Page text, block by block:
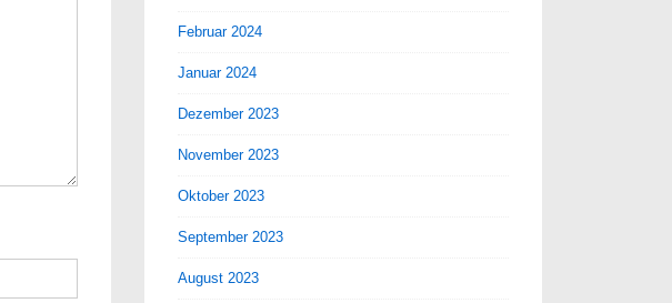
Februar 2024
Januar 2024
Dezember 2023
November 2023
Oktober 2023
September 2023
August 2023